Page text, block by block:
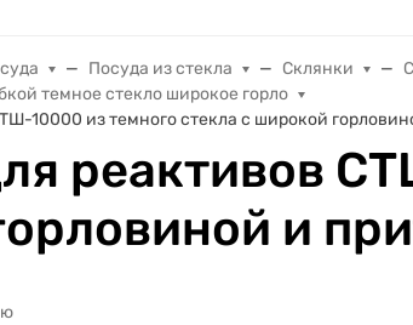
Посуда из стекла Склянки
темное стекло широкое горло
10000 из темного стекла с широкой
реактивов
и